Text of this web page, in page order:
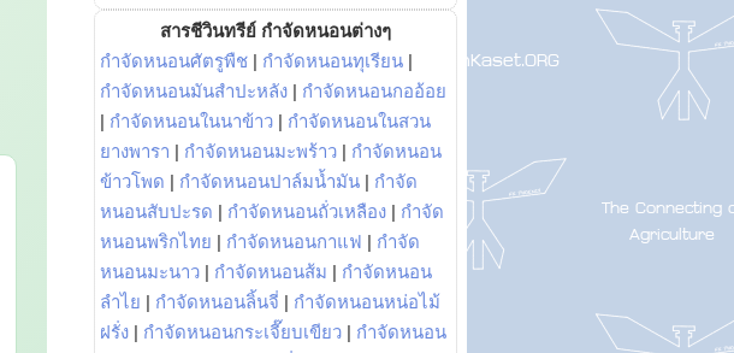
สารชีวินทรีย์ กำจัดหนอนต่างๆ
กำจัดหนอนศัตรูพืช | กำจัดหนอนทุเรียน |
กำจัดหนอนมันสำปะหลัง | กำจัดหนอนกออ้อย
| กำจัดหนอนในนาข้าว | กำจัดหนอนในสวน
ยางพารา | กำจัดหนอนมะพร้าว | กำจัดหนอน
ข้าวโพด | กำจัดหนอนปาล์มน้ำมัน | กำจัด
หนอนสับปะรด | กำจัดหนอนถั่วเหลือง | กำจัด
หนอนพริกไทย | กำจัดหนอนกาแฟ | กำจัด
หนอนมะนาว | กำจัดหนอนส้ม | กำจัดหนอน
ลำไย | กำจัดหนอนลิ้นจี่ | กำจัดหนอนหน่อไม้
ฝรั่ง | กำจัดหนอนกระเจี๊ยบเขียว | กำจัดหนอน